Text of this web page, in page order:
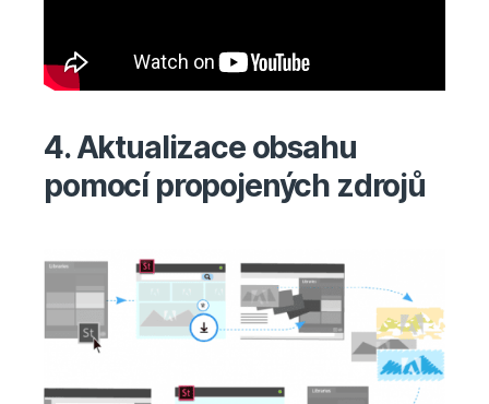
4. Aktualizace obsahu
pomocí propojených zdrojů